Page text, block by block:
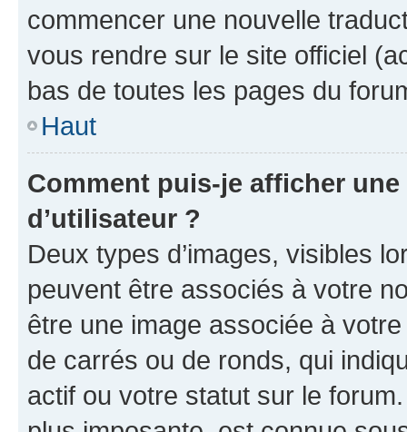
commencer une nouvelle
vous rendre sur le site officiel
bas de toutes les pages du
Haut
Comment puis-je afficher
d’utilisateur ?
Deux types d’images, visibles
peuvent être associés à votre
être une image associée à
de carrés ou de ronds, qui
actif ou votre statut sur le